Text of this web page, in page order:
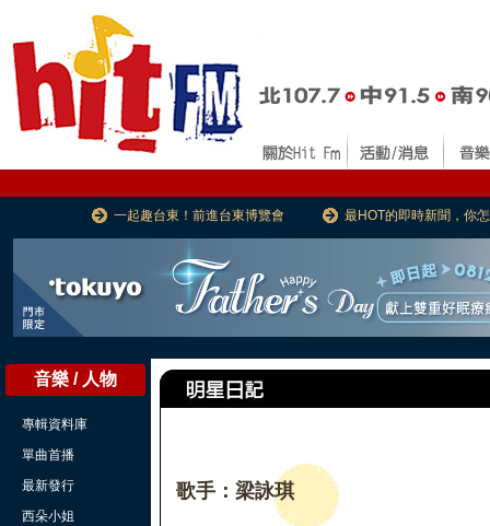
一起趣台東！前進台東博覽會 最HOT的即時新聞，你
音樂 / 人物
專輯資料庫
單曲首播
最新發行
西朵小姐
歌手：梁詠琪